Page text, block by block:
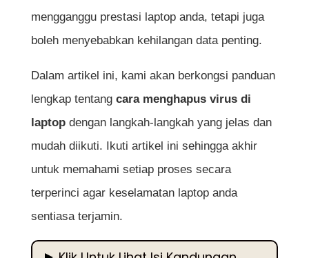
mengganggu prestasi laptop anda, tetapi juga
boleh menyebabkan kehilangan data penting.
Dalam artikel ini, kami akan berkongsi panduan
lengkap tentang cara menghapus virus di
laptopdengan langkah-langkah yang jelas dan
mudah diikuti. Ikuti artikel ini sehingga akhir
untuk memahami setiap proses secara
terperinci agar keselamatan laptop anda
sentiasa terjamin.